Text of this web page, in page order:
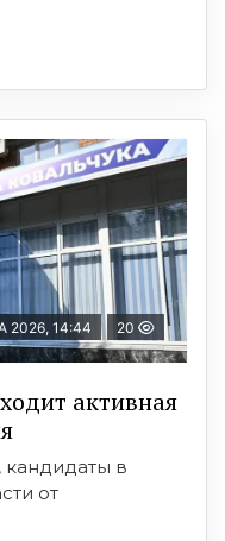
2026, 14:44 20
активная
кандидаты в
от